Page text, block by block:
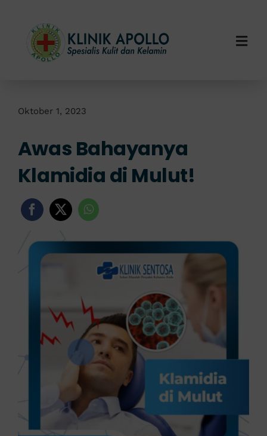
content
Layanan Kami
Info Klinik
Oktober 1, 2023
Awas Bahayanya
Klamidia di Mulut!